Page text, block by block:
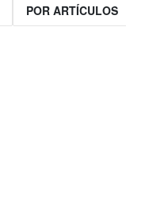
POR ARTÍCULOS